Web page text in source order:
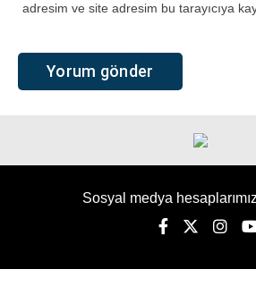
adresim ve site adresim bu tarayıcıya
Sosyal medya